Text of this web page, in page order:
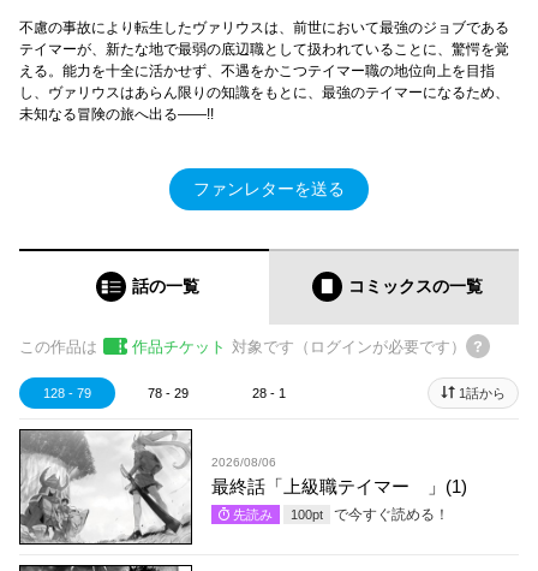
不慮の事故により転生したヴァリウスは、前世において最強のジョブである
テイマーが、新たな地で最弱の底辺職として扱われていることに、驚愕を覚
える。能力を十全に活かせず、不遇をかこつテイマー職の地位向上を目指
し、ヴァリウスはあらん限りの知識をもとに、最強のテイマーになるため、
未知なる冒険の旅へ出る――!!
ファンレターを送る
話の一覧 コミックスの一覧
この作品は 作品チケット 対象です（ログインが必要です）
128 - 79 78 - 29 28 - 1 1話から
2026/08/06
最終話「上級職テイマー 」(1)
先読み 100pt で今すぐ読める！